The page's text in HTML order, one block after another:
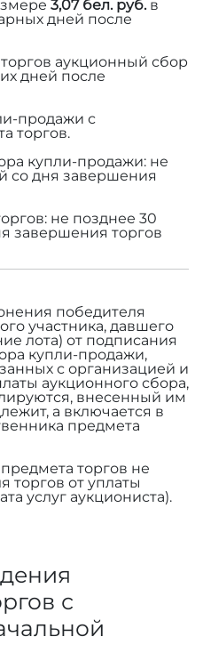
3,07 бел. руб.в
дней после
аукционный сбор
дней после
продажи с
торгов.
купли-продажи: не
со дня завершения
не позднее 30
завершения торгов
победителя
участника, давшего
лота) от подписания
купли-продажи,
с организацией и
аукционного сбора,
внесенный им
а включается в
предмета
торгов не
торгов от уплаты
услуг аукциониста).
с